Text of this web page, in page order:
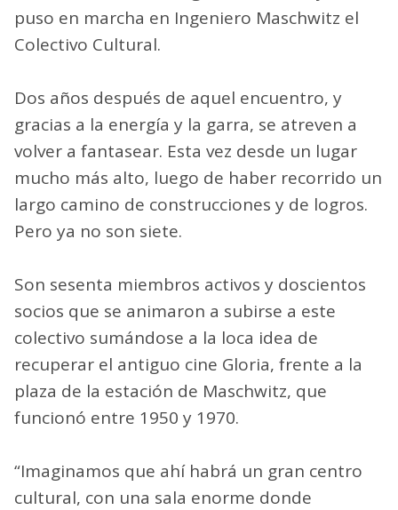
puso en marcha en Ingeniero Maschwitz el
Colectivo Cultural.
Dos años después de aquel encuentro, y
gracias a la energía y la garra, se atreven a
volver a fantasear. Esta vez desde un lugar
mucho más alto, luego de haber recorrido un
largo camino de construcciones y de logros.
Pero ya no son siete.
Son sesenta miembros activos y doscientos
socios que se animaron a subirse a este
colectivo sumándose a la loca idea de
recuperar el antiguo cine Gloria, frente a la
plaza de la estación de Maschwitz, que
funcionó entre 1950 y 1970.
“Imaginamos que ahí habrá un gran centro
cultural, con una sala enorme donde